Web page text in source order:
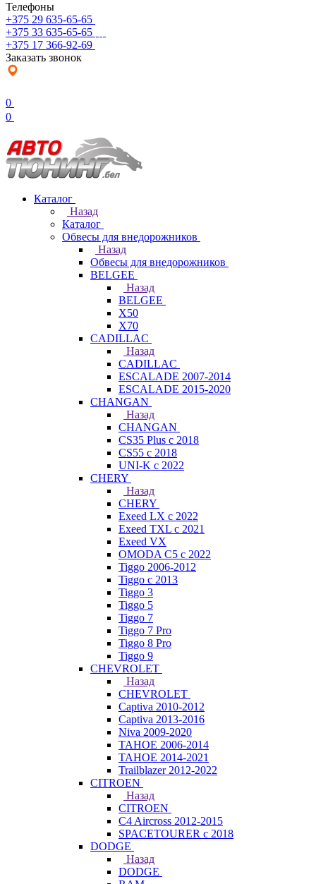
Телефоны
+375 29 635-65-65
+375 33 635-65-65
+375 17 366-92-69
Заказать звонок
0
0
Каталог
Назад
Каталог
Обвесы для внедорожников
Назад
Обвесы для внедорожников
BELGEE
Назад
BELGEE
X50
X70
CADILLAC
Назад
CADILLAC
ESCALADE 2007-2014
ESCALADE 2015-2020
CHANGAN
Назад
CHANGAN
CS35 Plus с 2018
CS55 с 2018
UNI-K с 2022
CHERY
Назад
CHERY
Exeed LX с 2022
Exeed TXL с 2021
Exeed VX
OMODA C5 с 2022
Tiggo 2006-2012
Tiggo с 2013
Tiggo 3
Tiggo 5
Tiggo 7
Tiggo 7 Pro
Tiggo 8 Pro
Tiggo 9
CHEVROLET
Назад
CHEVROLET
Captiva 2010-2012
Captiva 2013-2016
Niva 2009-2020
TAHOE 2006-2014
TAHOE 2014-2021
Trailblazer 2012-2022
CITROEN
Назад
CITROEN
C4 Aircross 2012-2015
SPACETOURER с 2018
DODGE
Назад
DODGE